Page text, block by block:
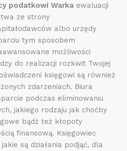
podatkowi Warka ewaluacji
ze strony
albo urzędy
tym sposobem
możliwości
do realizacji rozkwit Twojej
księgowi są również
zdarzeniach. Biura
podczas eliminowaniu
jakiego rodzaju jak choćby
bądź też kłopoty
finansową. Księgowiec
są działania podjąć, dla